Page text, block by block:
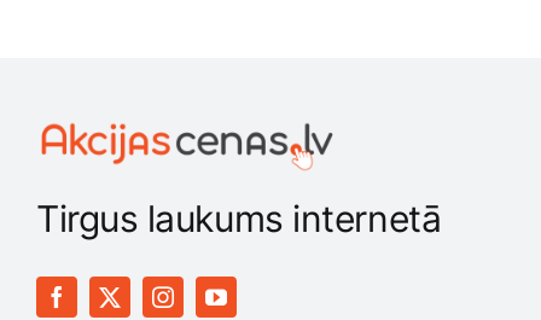
Tirgus laukums internetā